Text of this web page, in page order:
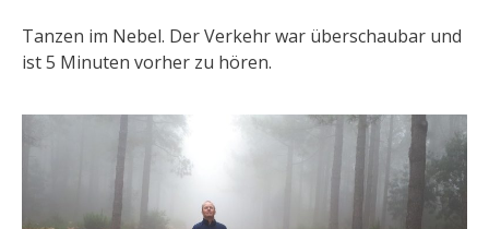
Tanzen im Nebel. Der Verkehr war überschaubar und
ist 5 Minuten vorher zu hören.